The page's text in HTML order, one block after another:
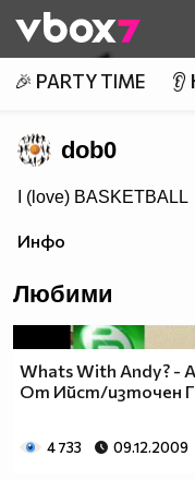
👾
🎉 PARTY TIME
dob0
I (love) BASKETBALL
Инфо
Любими
Whats With Andy? -
От Ийст/източен
4 733 09.12.2009